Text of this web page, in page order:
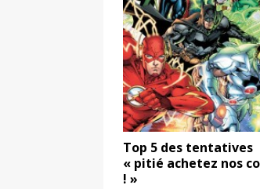
Top 5 des tentatives
« pitié achetez nos
! »